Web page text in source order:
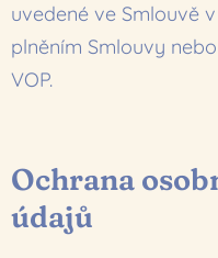
uvedené ve Smlouvě
plněním Smlouvy
VOP.
Ochrana
údajů